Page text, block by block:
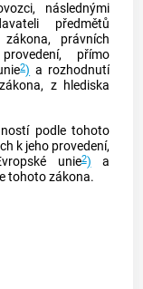
následnými
předmětů
právních
přímo
2) a rozhodnutí
z hlediska
podle tohoto
k jeho provedení,
unie2) a
tohoto zákona.